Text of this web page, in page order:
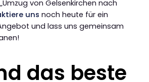
von Gelsenkirchen nach
uns noch heute für ein
und lass uns gemeinsam
das beste